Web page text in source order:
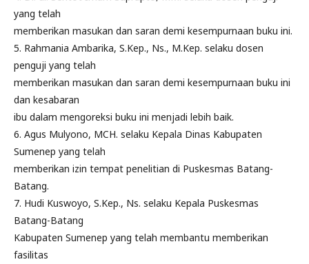
yang telah
memberikan masukan dan saran demi kesempurnaan buku ini.
5. Rahmania Ambarika, S.Kep., Ns., M.Kep. selaku dosen
penguji yang telah
memberikan masukan dan saran demi kesempurnaan buku ini
dan kesabaran
ibu dalam mengoreksi buku ini menjadi lebih baik.
6. Agus Mulyono, MCH. selaku Kepala Dinas Kabupaten
Sumenep yang telah
memberikan izin tempat penelitian di Puskesmas Batang-
Batang.
7. Hudi Kuswoyo, S.Kep., Ns. selaku Kepala Puskesmas
Batang-Batang
Kabupaten Sumenep yang telah membantu memberikan
fasilitas